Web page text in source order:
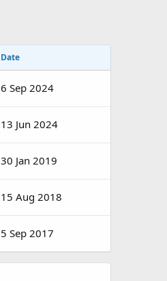
Date
6 Sep 2024
13 Jun 2024
30 Jan 2019
15 Aug 2018
5 Sep 2017